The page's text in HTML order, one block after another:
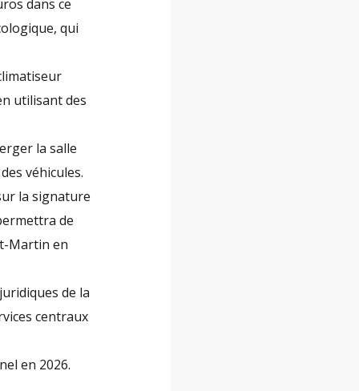
dans ce
qui
utilisant des
la salle
véhicules.
la signature
de
Martin en
de la
centraux
en 2026.